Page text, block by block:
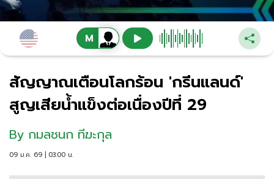
สัญญาณเตือนโลกร้อน 'กรีนแลนด์'
สูญเสียน้ำแข็งต่อเนื่องปีที่ 29
By กมลชนก ทีฆะกุล
09 ม.ค. 69 | 03:00 น.